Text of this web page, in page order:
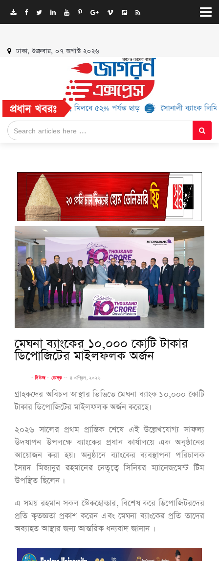
ঢাকা, শুক্রবার, ০৭ অগাস্ট ২০২৬
প্রধান খবরঃ
আরও ১৬ ব্র্যান্ড, মিলবে ৫২% পর্যন্ত ছাড় সোনালী ব্যাংক
মেঘনা ব্যাংকের ১০,০০০ কোটি টাকার
ডিপোজিটের মাইলফলক অর্জন
-নিউজ - ডেস্ক -- ৪ এপ্রিল, ২০২৬
গ্রাহকদের অবিচল আস্থার ভিত্তিতে মেঘনা ব্যাংক ১০,০০০ কোটি
টাকার ডিপোজিটের মাইলফলক অর্জন করেছে।
২০২৬ সালের প্রথম প্রান্তিক শেষে এই উল্লেখযোগ্য সাফল্য
উদযাপন উপলক্ষে ব্যাংকের প্রধান কার্যালয়ে এক অনুষ্ঠানের
আয়োজন করা হয়। অনুষ্ঠানে ব্যাংকের ব্যবস্থাপনা পরিচালক
সৈয়দ মিজানুর রহমানের নেতৃত্বে সিনিয়র ম্যানেজমেন্ট টিম
উপস্থিত ছিলেন ।
এ সময় রহমান সকল স্টেকহোল্ডার, বিশেষ করে ডিপোজিটরদের
প্রতি কৃতজ্ঞতা প্রকাশ করেন এবং মেঘনা ব্যাংকের প্রতি তাদের
অব্যাহত আস্থার জন্য আন্তরিক ধন্যবাদ জানান ।